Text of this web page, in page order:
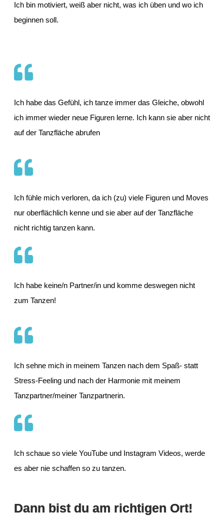
Ich bin motiviert, weiß aber nicht, was ich üben und wo ich
beginnen soll.
Ich habe das Gefühl, ich tanze immer das Gleiche, obwohl
ich immer wieder neue Figuren lerne. Ich kann sie aber nicht
auf der Tanzfläche abrufen
Ich fühle mich verloren, da ich (zu) viele Figuren und Moves
nur oberflächlich kenne und sie aber auf der Tanzfläche
nicht richtig tanzen kann.
Ich habe keine/n Partner/in und komme deswegen nicht
zum Tanzen!
Ich sehne mich in meinem Tanzen nach dem Spaß- statt
Stress-Feeling und nach der Harmonie mit meinem
Tanzpartner/meiner Tanzpartnerin.
Ich schaue so viele YouTube und Instagram Videos, werde
es aber nie schaffen so zu tanzen.
Dann bist du am richtigen Ort!